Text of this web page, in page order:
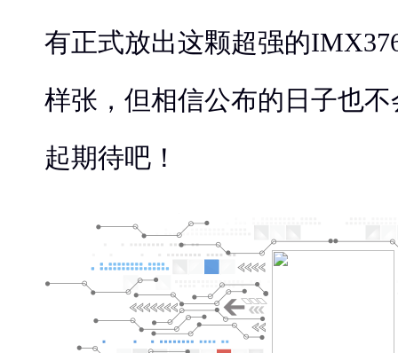
有正式放出这颗超强的
样张，但相信公布的日子也
起期待吧！